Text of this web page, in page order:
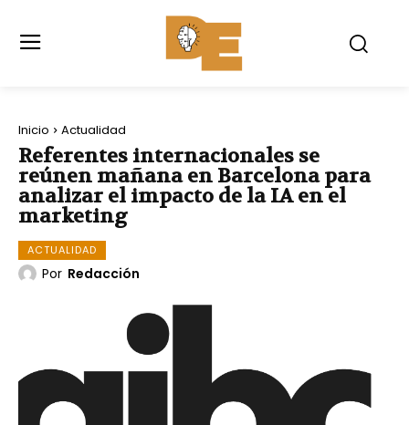
Inicio Actualidad
Referentes internacionales se
reúnen mañana en Barcelona para
analizar el impacto de la IA en el
marketing
ACTUALIDAD
Por Redacción